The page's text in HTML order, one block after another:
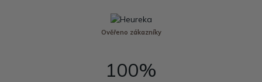
Ověřeno zákazníky
100%